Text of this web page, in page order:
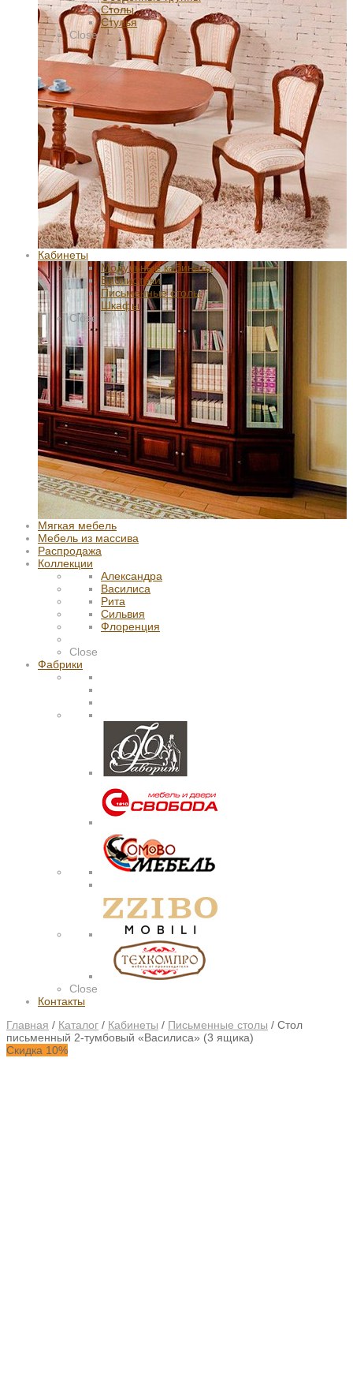
Столы
Стулья
Close
Кабинеты
Модульные кабинеты
Библиотеки
Письменные столы
Шкафы
Close
Мягкая мебель
Мебель из массива
Распродажа
Коллекции
Александра
Василиса
Рита
Сильвия
Флоренция
Close
Фабрики
Close
Контакты
Главная / Каталог / Кабинеты / Письменные столы / Стол
письменный 2-тумбовый «Василиса» (3 ящика)
Скидка 10%